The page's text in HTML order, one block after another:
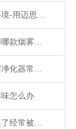
如何提升焊锡车间环境-用迈思赫烟雾净化器一秒净化
工业小型焊锡有烟用哪款烟雾净化器-迈思赫烟雾净化器
激光切割亚克力烟雾净化器常见故障的快速应对策略分享
怎么办
激光切割亚克力太臭了经常被邻居投诉怎么办